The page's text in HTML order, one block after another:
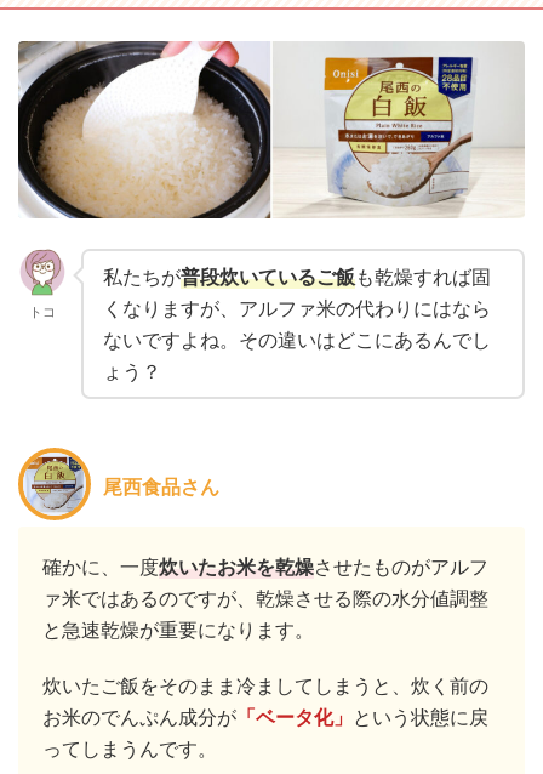
トコ
私たちが普段炊いているご飯も乾燥すれば固
くなりますが、アルファ米の代わりにはなら
ないですよね。その違いはどこにあるんでし
ょう？
尾西食品さん
確かに、一度炊いたお米を乾燥させたものがアルフ
ァ米ではあるのですが、乾燥させる際の水分値調整
と急速乾燥が重要になります。
炊いたご飯をそのまま冷ましてしまうと、炊く前の
お米のでんぷん成分が 「ベータ化」 という状態に戻
ってしまうんです。